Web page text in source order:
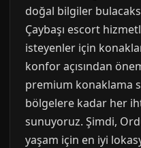
doğal bilgiler
Çaybaşı escort
isteyenler için
konfor açısından
premium konaklama
bölgelere kadar her
sunuyoruz. Şimdi,
yaşam için en iyi